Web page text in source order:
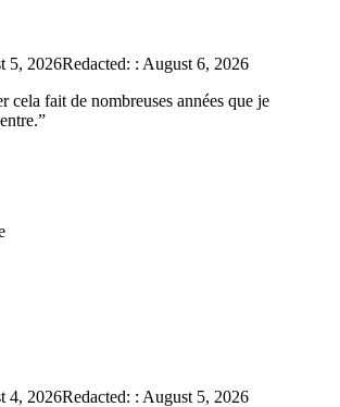
5, 2026Redacted: : August 6, 2026
cela fait de nombreuses années que je
”
4, 2026Redacted: : August 5, 2026